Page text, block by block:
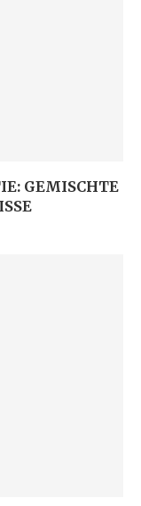
GEMISCHTE